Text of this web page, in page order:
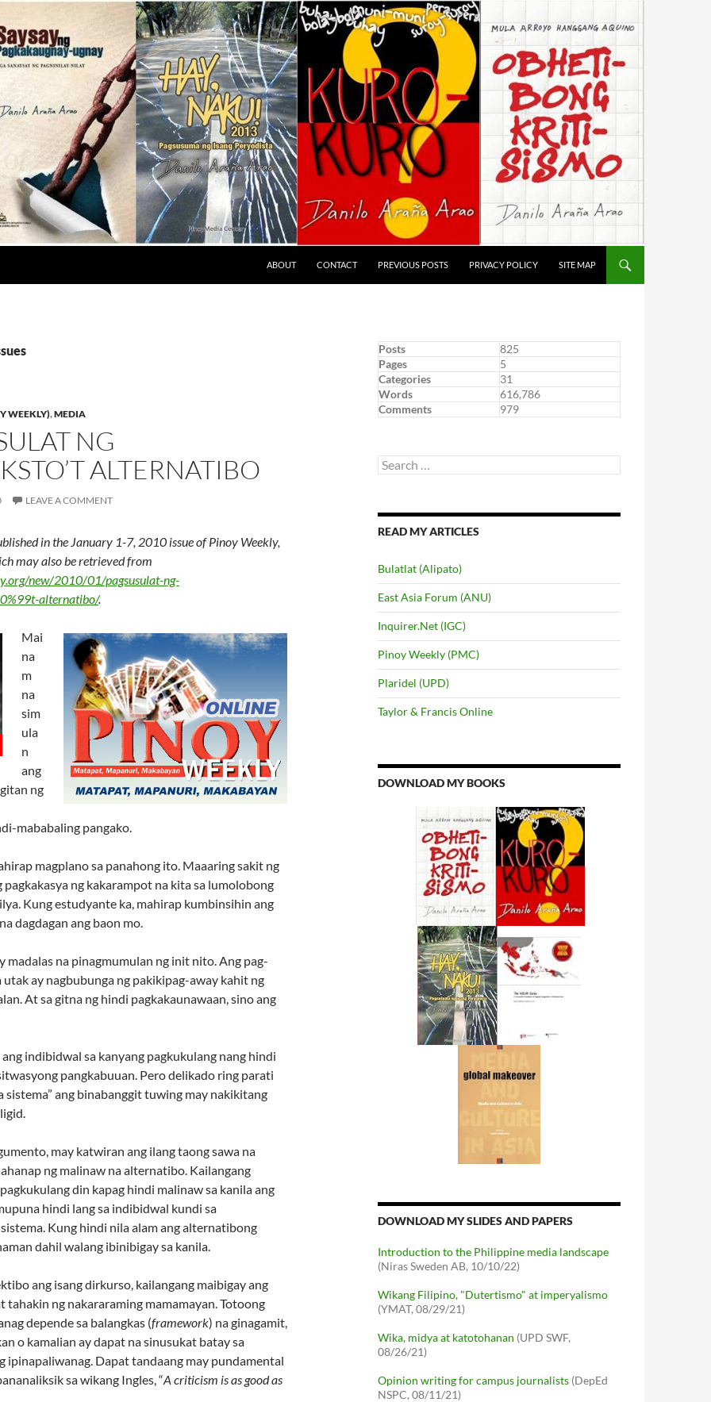
ABOUT CONTACT PREVIOUS POSTS PRIVACY POLICY SITE MAP
WEEKLY),MEDIA
NG
ALTERNATIBO
LEAVE A COMMENT
in the January 1-7, 2010 issue of Pinoy Weekly,
may also be retrieved from
new/2010/01/pagsusulat-ng-
alternatibo/.
Mai
na
m
na
sim
ula
n
ang
ng
mababaling pangako.
magplano sa panahong ito. Maaaring sakit ng
pagkakasya ng kakarampot na kita sa lumolobong
Kung estudyante ka, mahirap kumbinsihin ang
dagdagan ang baon mo.
madalas na pinagmumulan ng init nito. Ang pag-
utak ay nagbubunga ng pakikipag-away kahit ng
At sa gitna ng hindi pagkakaunawaan, sino ang
indibidwal sa kanyang pagkukulang nang hindi
pangkabuuan. Pero delikado ring parati
sistema” ang binabanggit tuwing may nakikitang
may katwiran ang ilang taong sawa na
ng malinaw na alternatibo. Kailangang
din kapag hindi malinaw sa kanila ang
hindi lang sa indibidwal kundi sa
Kung hindi nila alam ang alternatibong
dahil walang ibinibigay sa kanila.
ang isang dirkurso, kailangang maibigay ang
tahakin ng nakararaming mamamayan. Totoong
depende sa balangkas (framework) na ginagamit,
o kamalian ay dapat na sinusukat batay sa
ipinapaliwanag. Dapat tandaang may pundamental
sa wikang Ingles, “A criticism is as good as
Posts
825
Pages
5
Categories
31
Words
616,786
Comments
979
Search
for:
READ MY ARTICLES
Bulatlat (Alipato)
East Asia Forum (ANU)
Inquirer.Net (IGC)
Pinoy Weekly (PMC)
Plaridel (UPD)
Taylor & Francis Online
DOWNLOAD MY BOOKS
DOWNLOAD MY SLIDES AND PAPERS
Introduction to the Philippine media landscape
(Niras Sweden AB, 10/10/22)
Wikang Filipino, "Dutertismo" at imperyalismo
(YMAT, 08/29/21)
Wika, midya at katotohanan (UPD SWF,
08/26/21)
Opinion writing for campus journalists (DepEd
NSPC, 08/11/21)